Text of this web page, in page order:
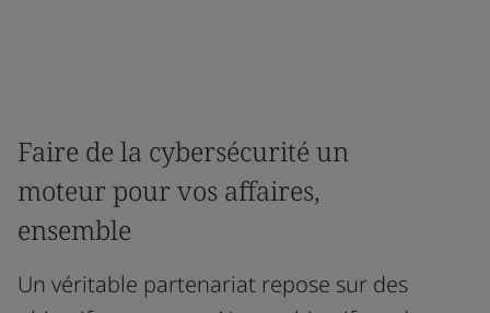
Faire de la cybersécurité un
moteur pour vos affaires,
ensemble
Un véritable partenariat repose sur des